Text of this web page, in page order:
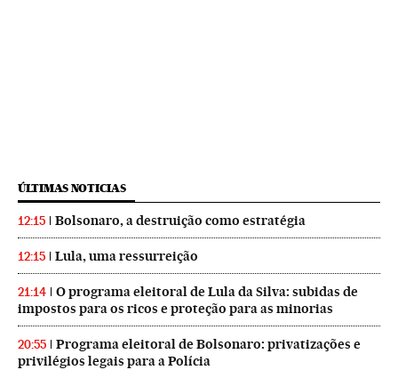
ÚLTIMAS NOTICIAS
12:15 Bolsonaro, a destruição como estratégia
12:15 Lula, uma ressurreição
21:14
O programa eleitoral de Lula da Silva: subidas de
impostos para os ricos e proteção para as minorias
20:55
Programa eleitoral de Bolsonaro: privatizações e
privilégios legais para a Polícia